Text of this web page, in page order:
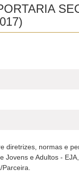
diretrizes, normas e
Jovens e Adultos -